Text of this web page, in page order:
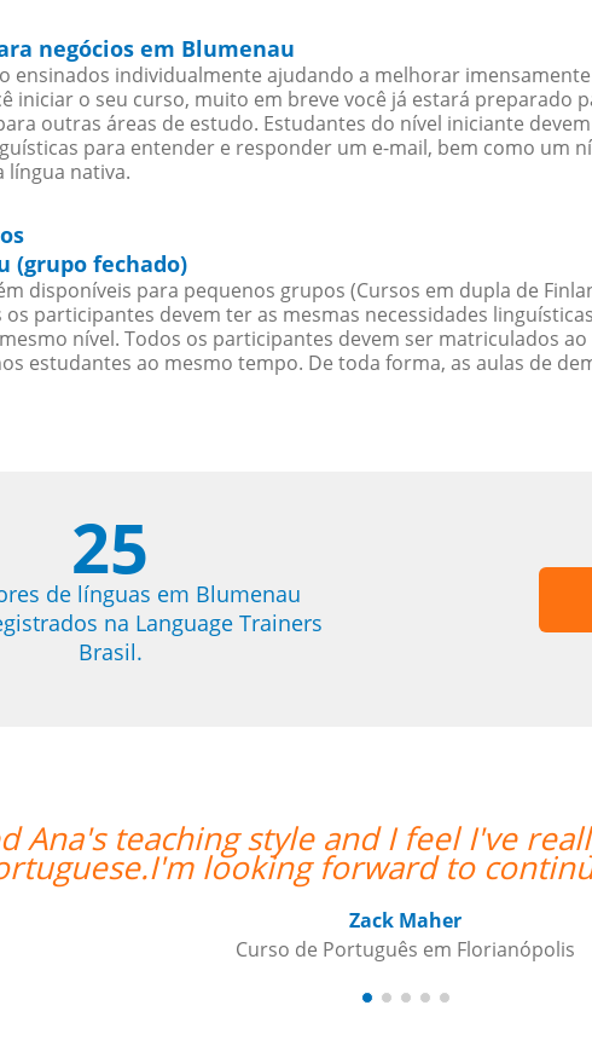
negócios em Blumenau
ensinados individualmente ajudando a melhorar
iniciar o seu curso, muito em breve você já estará preparado
outras áreas de estudo. Estudantes do nível iniciante
para entender e responder um e-mail, bem como um
língua nativa.
(grupo fechado)
disponíveis para pequenos grupos (Cursos em dupla de
participantes devem ter as mesmas necessidades
nível. Todos os participantes devem ser matriculados
estudantes ao mesmo tempo. De toda forma, as aulas de
25
de línguas em Blumenau
na Language Trainers
Brasil.
grown in my confidence with
my lessons.””